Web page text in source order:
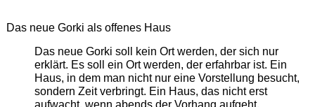
Das neue Gorki als offenes Haus
Das neue Gorki soll kein Ort werden, der sich nur
erklärt. Es soll ein Ort werden, der erfahrbar ist. Ein
Haus, in dem man nicht nur eine Vorstellung besucht,
sondern Zeit verbringt. Ein Haus, das nicht erst
aufwacht, wenn abends der Vorhang aufgeht.